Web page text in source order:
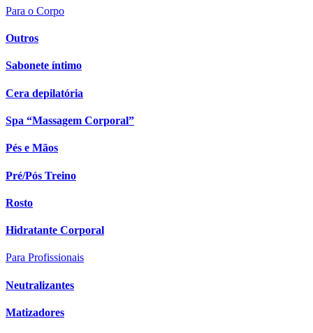
Para o Corpo
Outros
Sabonete íntimo
Cera depilatória
Spa “Massagem Corporal”
Pés e Mãos
Pré/Pós Treino
Rosto
Hidratante Corporal
Para Profissionais
Neutralizantes
Matizadores